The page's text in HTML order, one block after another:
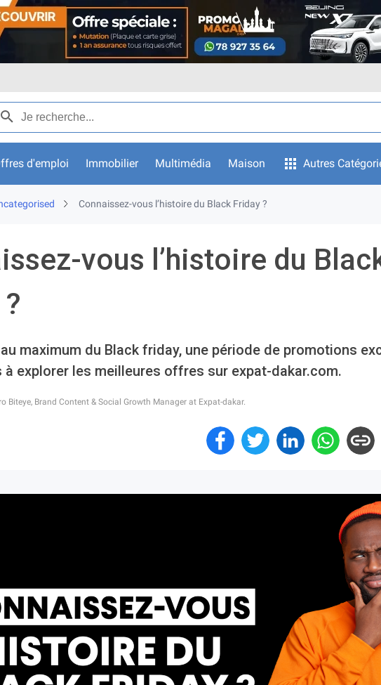
par texte
d'emploi Immobilier Multimédia Maison Autres
Connaissez-vous l’histoire du Black Friday ?
vous l’histoire du
maximum du Black friday, une période de promotions
explorer les meilleures offres sur expat-dakar.com.
Biteye, Brand Content & Social Growth Manager at Expat-dakar.